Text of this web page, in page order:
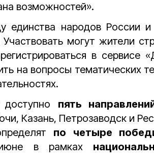
возможностей».
единства народов России и
Участвовать могут жители
в сервисе
на вопросы тематических
пять
Казань, Петрозаводск и
по четыре
в рамках